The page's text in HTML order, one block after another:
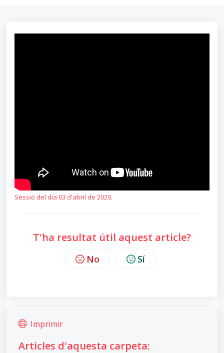
Sessió del dia 03 d'abril de 2020.
T'ha resultat útil aquest article?
No Sí
Imprimir
Articles d'aquesta carpeta: